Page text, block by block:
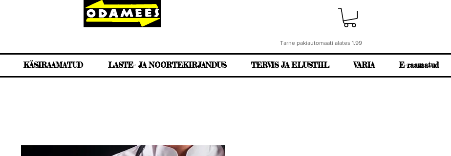
Tarne pakiautomaati alates 1.99
KÄSIRAAMATUD LASTE- JA NOORTEKIRJANDUS TERVIS JA ELUSTIIL VARIA E-raamatud